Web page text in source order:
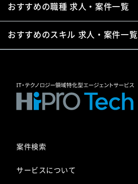
おすすめの職種 求人・案件一覧
おすすめのスキル 求人・案件一覧
案件検索
サービスについて